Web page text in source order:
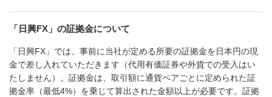
「日興FX」の証拠金について
「日興FX」では、事前に当社が定める所要の証拠金を日本円の現
金で差し入れていただきます（代用有価証券や外貨での受入はい
たしません）。証拠金は、取引額に通貨ペアごとに定められた証
拠金率（最低4%）を乗じて算出された金額以上が必要です。証拠